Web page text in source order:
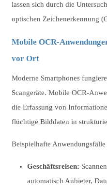
lassen sich durch die
optischen Zeichenerkennung
Mobile OCR-
vor Ort
Moderne Smartphones
Scangeräte. Mobile OCR-
die Erfassung von
flüchtige Bilddaten in
Beispielhafte Anwendungsfälle
Geschäftsreisen:
automatisch Anbieter,